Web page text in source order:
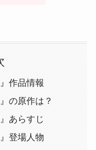
作品情報
の原作は？
あらすじ
登場人物